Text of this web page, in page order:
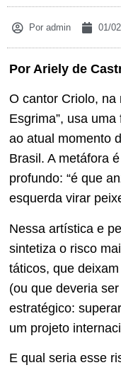
Poradmin 01/
Por Ariely de
O cantor Criolo, na
Esgrima”, usa
ao atual momento
Brasil. A metáfora
profundo: “é que
esquerda virar
Nessa artística e
sintetiza o risco
táticos, que
(ou que deveria
estratégico:
um projeto
E qual seria esse